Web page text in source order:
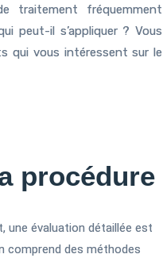
traitement fréquemment
peut-il s’appliquer ? Vous
qui vous intéressent sur le
procédure
une évaluation détaillée est
comprend des méthodes